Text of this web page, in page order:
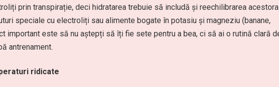
prin transpirație, deci hidratarea trebuie să includă și reechilibrarea
speciale cu electroliți sau alimente bogate în potasiu și magneziu (banane,
important este să nu aștepți să îți fie sete pentru a bea, ci să ai o rutină clară
antrenament.
ridicate